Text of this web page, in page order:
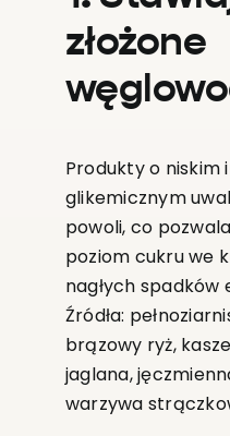
złożone
Produkty o niskim
glikemicznym
powoli, co
poziom cukru we
nagłych spadków
Źródła:
brązowy ryż,
jaglana,
warzywa